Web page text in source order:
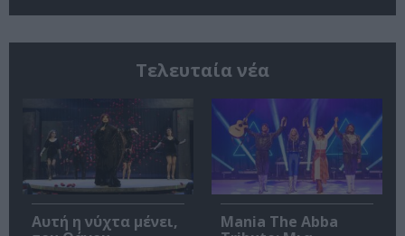
Τελευταία νέα
Αυτή η νύχτα μένει,
Mania The Abba